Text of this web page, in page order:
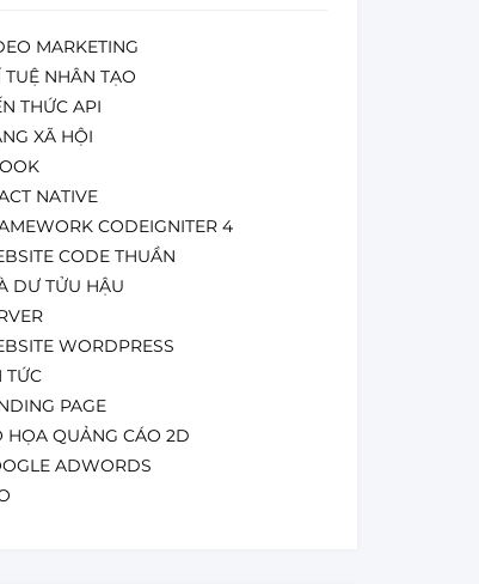
MARKETING
TUỆ NHÂN TẠO
THỨC API
XÃ HỘI
NATIVE
CODEIGNITER 4
CODE THUẦN
DƯ TỬU HẬU
WORDPRESS
TỨC
PAGE
HỌA QUẢNG CÁO 2D
ADWORDS